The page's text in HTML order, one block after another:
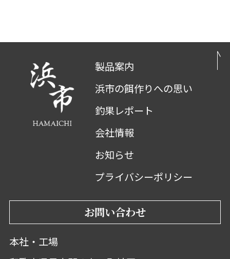
製品案内
浜市の餌作りへの思い
釣果レポート
会社情報
お知らせ
プライバシーポリシー
お問い合わせ
本社・工場